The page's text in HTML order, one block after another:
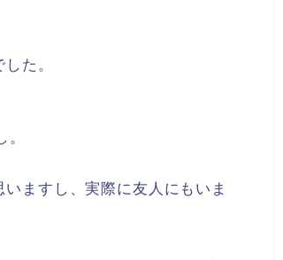
た。
ますし、実際に友人にもいま